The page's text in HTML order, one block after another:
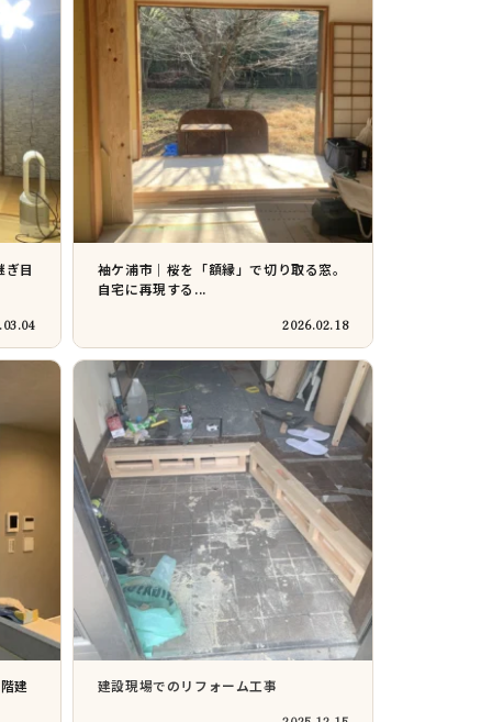
ぎ目
袖ケ浦市｜桜を「額縁」で切り取る窓。
自宅に再現する...
2026.02.18
建
建設現場でのリフォーム工事